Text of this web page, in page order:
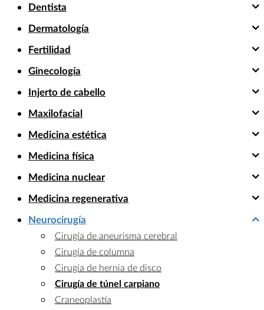
Dentista
Dermatología
Fertilidad
Ginecología
Injerto de cabello
Maxilofacial
Medicina estética
Medicina física
Medicina nuclear
Medicina regenerativa
Neurocirugía
Cirugía de aneurisma cerebral
Cirugía de columna
Cirugía de hernia de disco
Cirugía de túnel carpiano
Craneoplastía